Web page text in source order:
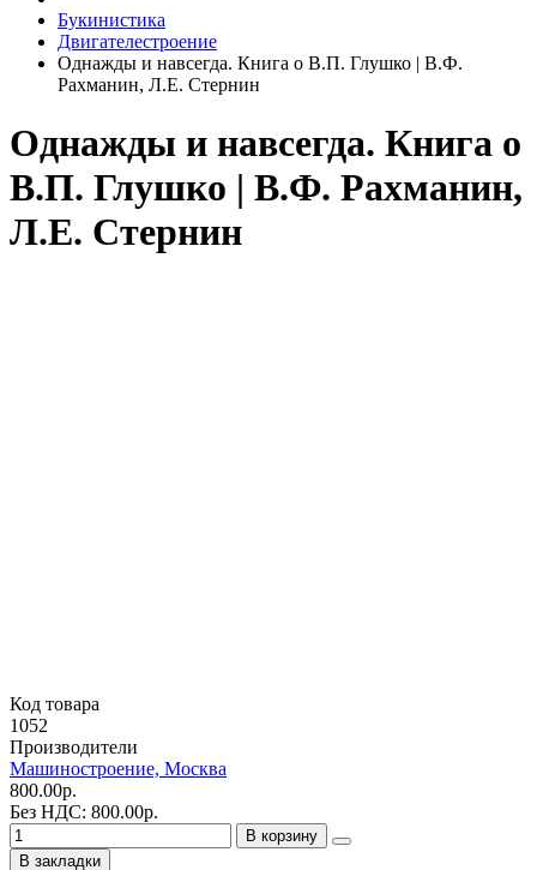
Букинистика
Двигателестроение
Однажды и навсегда. Книга о В.П. Глушко | В.Ф.
Рахманин, Л.Е. Стернин
Однажды и навсегда. Книга о
В.П. Глушко | В.Ф. Рахманин,
Л.Е. Стернин
Код товара
1052
Производители
Машиностроение, Москва
800.00р.
Без НДС: 800.00р.
В корзину
В закладки